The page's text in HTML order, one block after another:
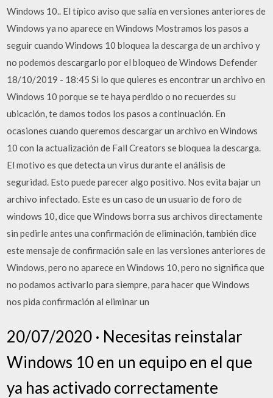
Windows 10.. El típico aviso que salía en versiones anteriores de
Windows ya no aparece en Windows Mostramos los pasos a
seguir cuando Windows 10 bloquea la descarga de un archivo y
no podemos descargarlo por el bloqueo de Windows Defender
18/10/2019 - 18:45 Si lo que quieres es encontrar un archivo en
Windows 10 porque se te haya perdido o no recuerdes su
ubicación, te damos todos los pasos a continuación. En
ocasiones cuando queremos descargar un archivo en Windows
10 con la actualización de Fall Creators se bloquea la descarga.
El motivo es que detecta un virus durante el análisis de
seguridad. Esto puede parecer algo positivo. Nos evita bajar un
archivo infectado. Este es un caso de un usuario de foro de
windows 10, dice que Windows borra sus archivos directamente
sin pedirle antes una confirmación de eliminación, también dice
este mensaje de confirmación sale en las versiones anteriores de
Windows, pero no aparece en Windows 10, pero no significa que
no podamos activarlo para siempre, para hacer que Windows
nos pida confirmación al eliminar un
20/07/2020 · Necesitas reinstalar
Windows 10 en un equipo en el que
ya has activado correctamente